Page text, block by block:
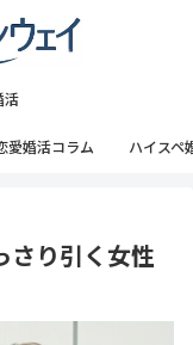
活
愛婚活コラム ハイスペ
さり引く女性